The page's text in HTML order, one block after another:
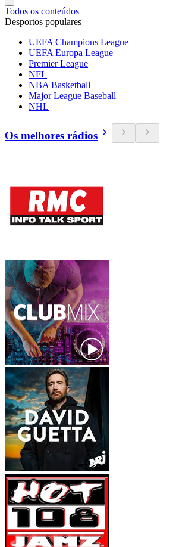
Todos os conteúdos
Desportos populares
UEFA Champions League
UEFA Europa League
Premier League
NFL
NBA Basketball
Major League Baseball
NHL
Os melhores rádios